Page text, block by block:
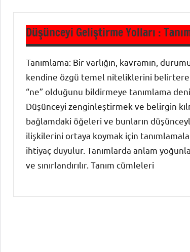
Düşünceyi Geliştirme Yolları :
Tanımlama: Bir varlığın, kavramın,
kendine özgü temel niteliklerini
“ne” olduğunu bildirmeye tanımlama
Düşünceyi zenginleştirmek ve belirgin
bağlamdaki öğeleri ve bunların
ilişkilerini ortaya koymak için
ihtiyaç duyulur. Tanımlarda anlam
ve sınırlandırılır. Tanım cümleleri